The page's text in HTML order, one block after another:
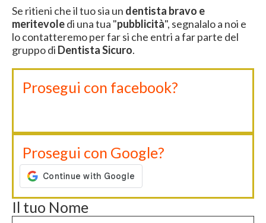
Se ritieni che il tuo sia un dentista bravo e
meritevoledi una tua "pubblicità", segnalalo a noi e
lo contatteremo per far si che entri a far parte del
gruppo di Dentista Sicuro.
Prosegui con facebook?
Prosegui con Google?
Il tuo Nome